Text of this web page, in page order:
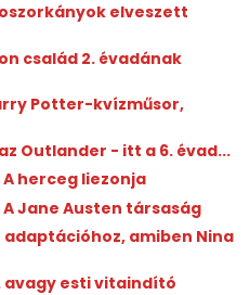
elveszett
család 2. évadának
Potter-kvízműsor,
Outlander - itt a 6. évad...
- A herceg liezonja
- A Jane Austen társaság
amiben Nina
avagy esti vitaindító